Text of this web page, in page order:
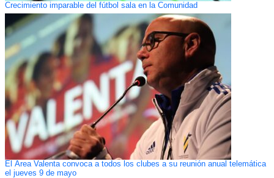
Crecimiento imparable del fútbol sala en la Comunidad
El Área Valenta convoca a todos los clubes a su reunión anual telemática
el jueves 9 de mayo